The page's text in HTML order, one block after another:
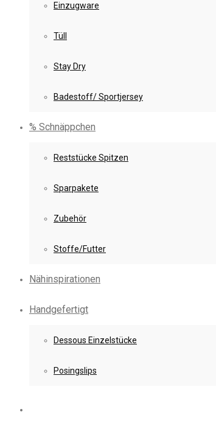
Einzugware
Tüll
Stay Dry
Badestoff/ Sportjersey
% Schnäppchen
Reststücke Spitzen
Sparpakete
Zubehör
Stoffe/Futter
Nähinspirationen
Handgefertigt
Dessous Einzelstücke
Posingslips